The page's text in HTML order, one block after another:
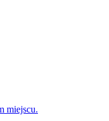
miejscu.